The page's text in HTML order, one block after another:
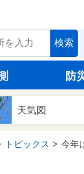
検索
防
天気図
トピックス 今年